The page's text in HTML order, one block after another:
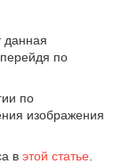
данная
по
по
изображения
в этой статье